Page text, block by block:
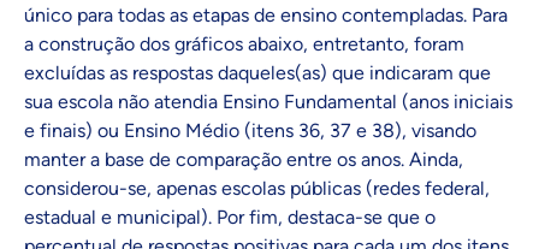
único para todas as etapas de ensino contempladas. Para
a construção dos gráficos abaixo, entretanto, foram
excluídas as respostas daqueles(as) que indicaram que
sua escola não atendia Ensino Fundamental (anos iniciais
e finais) ou Ensino Médio (itens 36, 37 e 38), visando
manter a base de comparação entre os anos. Ainda,
considerou-se, apenas escolas públicas (redes federal,
estadual e municipal). Por fim, destaca-se que o